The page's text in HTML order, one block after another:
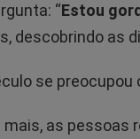
“Estou
descobrindo as
se
mais, as pessoas